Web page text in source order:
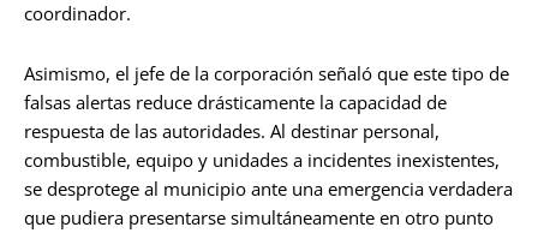
coordinador.
Asimismo, el jefe de la corporación señaló que este tipo de
falsas alertas reduce drásticamente la capacidad de
respuesta de las autoridades. Al destinar personal,
combustible, equipo y unidades a incidentes inexistentes,
se desprotege al municipio ante una emergencia verdadera
que pudiera presentarse simultáneamente en otro punto